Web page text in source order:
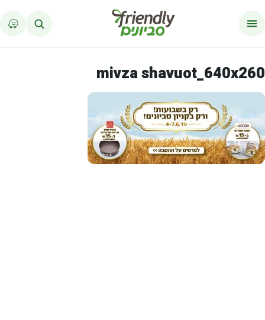
mivza shavuot_640x260